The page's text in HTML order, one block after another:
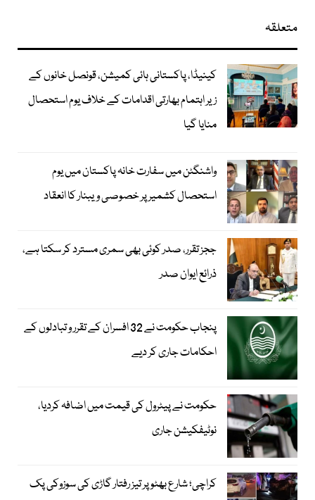
متعلقہ
کینیڈا، پاکستانی ہائی کمیشن، قونصل خانوں کے
زیر اہتمام بھارتی اقدامات کے خلاف یوم استحصال
منایا گیا
واشنگٹن میں سفارت خانہ پاکستان میں یوم
استحصال کشمیر پر خصوصی ویبنار کا انعقاد
ججز تقرر، صدر کوئی بھی سمری مسترد کر سکتا ہے،
ذرائع ایوان صدر
پنجاب حکومت نے 32 افسران کے تقرر و تبادلوں کے
احکامات جاری کر دیے
حکومت نے پیٹرول کی قیمت میں اضافہ کردیا،
نوٹیفکیشن جاری
کراچی؛ شارع بھٹو پر تیز رفتار گاڑی کی سوزوکی پک